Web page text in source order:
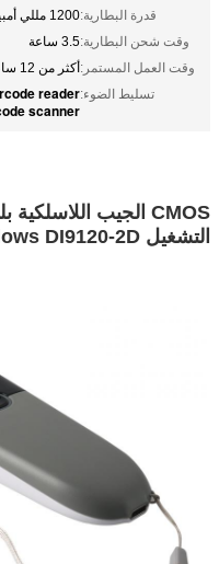
قدرة البطارية:1200 مللي أمبير
وقت شحن البطارية:3.5 ساعة
وقت العمل المستمر:أكثر من 12 ساعة
تسليط الضوء:reader
scanner
التشغيل IOS Android Windows DI9120-2D